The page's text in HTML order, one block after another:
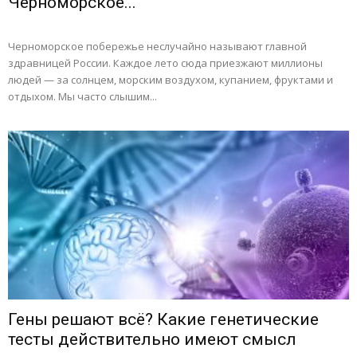
Черноморское побережье неслучайно называют главной
здравницей России. Каждое лето сюда приезжают миллионы
людей — за солнцем, морским воздухом, купанием, фруктами и
отдыхом. Мы часто слышим...
Гены решают всё? Какие генетические
тесты действительно имеют смысл